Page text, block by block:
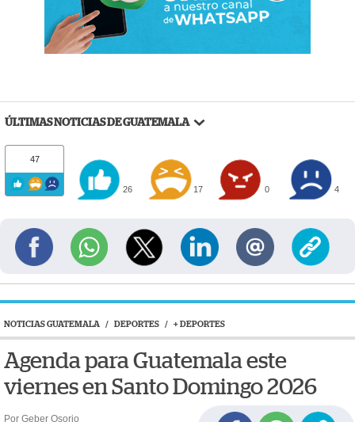
ÚLTIMAS NOTICIAS DE GUATEMALA
47
26 17 0 4
NOTICIAS GUATEMALA / DEPORTES / + DEPORTES
Agenda para Guatemala este
viernes en Santo Domingo 2026
Por Geber Osorio